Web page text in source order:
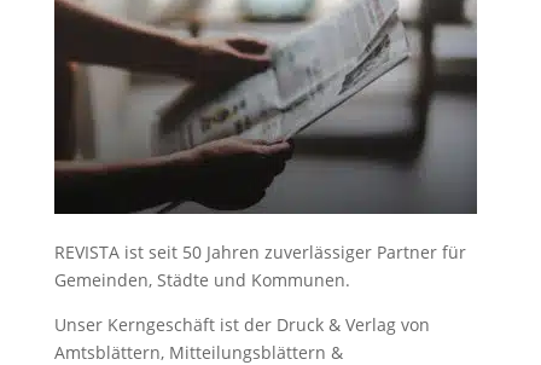
REVISTA ist seit 50 Jahren zuverlässiger Partner für
Gemeinden, Städte und Kommunen.
Unser Kerngeschäft ist der Druck & Verlag von
Amtsblättern, Mitteilungsblättern &